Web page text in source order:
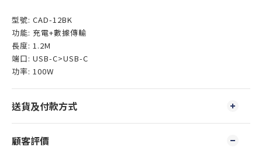
型號: CAD-12BK
功能: 充電+數據傳輸
長度: 1.2M
端口: USB-C>USB-C
功率: 100W
送貨及付款方式
顧客評價